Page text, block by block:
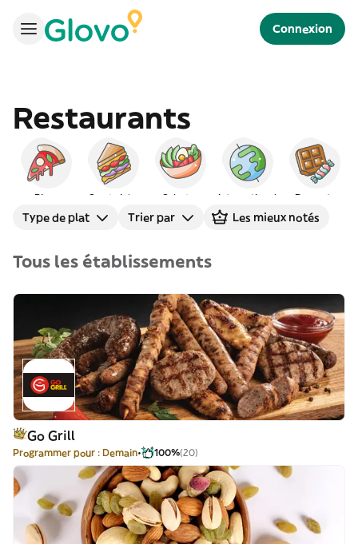
Connexion
Restaurants
Pizza Sandwichs Salades International Desserts
Type de plat Trier par Les mieux notés
Tous les établissements
Go Grill
Programmer pour : Demain 100%(20)